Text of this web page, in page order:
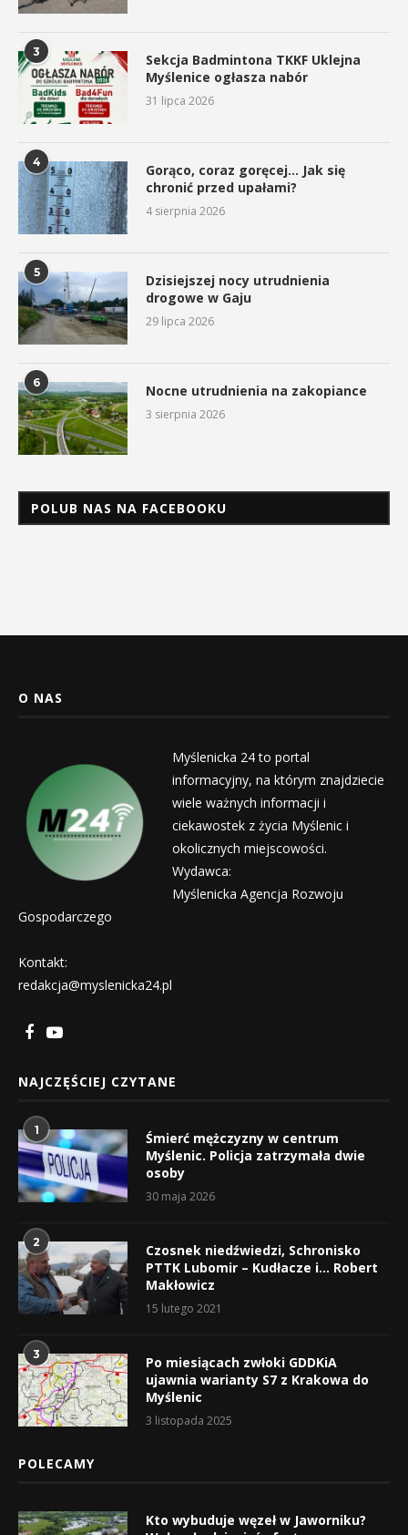
3
Sekcja Badmintona TKKF Uklejna
Myślenice ogłasza nabór
31 lipca 2026
4
Gorąco, coraz goręcej… Jak się
chronić przed upałami?
4 sierpnia 2026
5
Dzisiejszej nocy utrudnienia
drogowe w Gaju
29 lipca 2026
6 Nocne utrudnienia na zakopiance
3 sierpnia 2026
POLUB NAS NA FACEBOOKU
O NAS
Myślenicka 24 to portal
informacyjny, na którym znajdziecie
wiele ważnych informacji i
ciekawostek z życia Myślenic i
okolicznych miejscowości.
Wydawca:
Myślenicka Agencja Rozwoju
Gospodarczego
Kontakt:
redakcja@myslenicka24.pl
NAJCZĘŚCIEJ CZYTANE
1
Śmierć mężczyzny w centrum
Myślenic. Policja zatrzymała dwie
osoby
30 maja 2026
2
Czosnek niedźwiedzi, Schronisko
PTTK Lubomir – Kudłacze i… Robert
Makłowicz
15 lutego 2021
3
Po miesiącach zwłoki GDDKiA
ujawnia warianty S7 z Krakowa do
Myślenic
3 listopada 2025
POLECAMY
Kto wybuduje węzeł w Jaworniku?